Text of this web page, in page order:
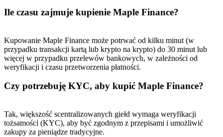
Ile czasu zajmuje kupienie Maple Finance?
Kupowanie Maple Finance może potrwać od kilku minut (w
przypadku transakcji kartą lub krypto na krypto) do 30 minut lub
więcej w przypadku przelewów bankowych, w zależności od
weryfikacji i czasu przetworzenia płatności.
Czy potrzebuję KYC, aby kupić Maple Finance?
Tak, większość scentralizowanych giełd wymaga weryfikacji
tożsamości (KYC), aby być zgodnym z przepisami i umożliwić
zakupy za pieniądze tradycyjne.